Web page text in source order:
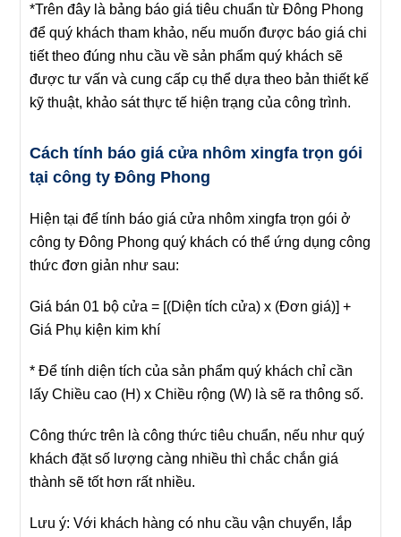
*Trên đây là bảng báo giá tiêu chuẩn từ Đông Phong
để quý khách tham khảo, nếu muốn được báo giá chi
tiết theo đúng nhu cầu về sản phẩm quý khách sẽ
được tư vấn và cung cấp cụ thể dựa theo bản thiết kế
kỹ thuật, khảo sát thực tế hiện trạng của công trình.
Cách tính báo giá cửa nhôm xingfa trọn gói
tại công ty Đông Phong
Hiện tại để tính báo giá cửa nhôm xingfa trọn gói ở
công ty Đông Phong quý khách có thể ứng dụng công
thức đơn giản như sau:
Giá bán 01 bộ cửa = [(Diện tích cửa) x (Đơn giá)] +
Giá Phụ kiện kim khí
* Để tính diện tích của sản phẩm quý khách chỉ cần
lấy Chiều cao (H) x Chiều rộng (W) là sẽ ra thông số.
Công thức trên là công thức tiêu chuẩn, nếu như quý
khách đặt số lượng càng nhiều thì chắc chắn giá
thành sẽ tốt hơn rất nhiều.
Lưu ý:Với khách hàng có nhu cầu vận chuyển, lắp